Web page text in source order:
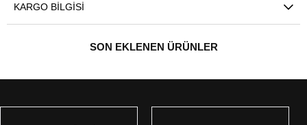
KARGO BILGISI
SON EKLENEN ÜRÜNLER